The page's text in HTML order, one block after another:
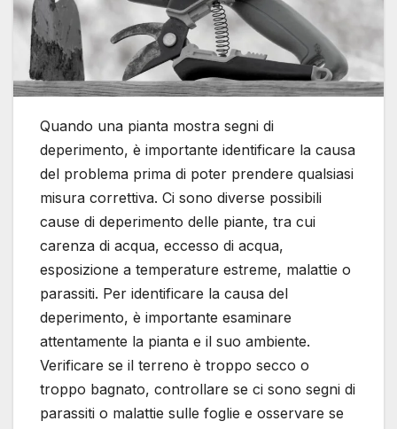
Quando una pianta mostra segni di
deperimento, è importante identificare la causa
del problema prima di poter prendere qualsiasi
misura correttiva. Ci sono diverse possibili
cause di deperimento delle piante, tra cui
carenza di acqua, eccesso di acqua,
esposizione a temperature estreme, malattie o
parassiti. Per identificare la causa del
deperimento, è importante esaminare
attentamente la pianta e il suo ambiente.
Verificare se il terreno è troppo secco o
troppo bagnato, controllare se ci sono segni di
parassiti o malattie sulle foglie e osservare se